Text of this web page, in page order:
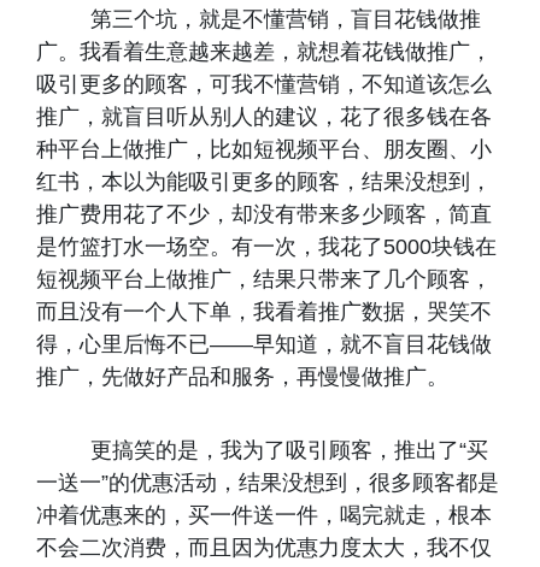
第三个坑，就是不懂营销，盲目花钱做推
广。我看着生意越来越差，就想着花钱做推广，
吸引更多的顾客，可我不懂营销，不知道该怎么
推广，就盲目听从别人的建议，花了很多钱在各
种平台上做推广，比如短视频平台、朋友圈、小
红书，本以为能吸引更多的顾客，结果没想到，
推广费用花了不少，却没有带来多少顾客，简直
是竹篮打水一场空。有一次，我花了5000块钱在
短视频平台上做推广，结果只带来了几个顾客，
而且没有一个人下单，我看着推广数据，哭笑不
得，心里后悔不已——早知道，就不盲目花钱做
推广，先做好产品和服务，再慢慢做推广。
更搞笑的是，我为了吸引顾客，推出了“买
一送一”的优惠活动，结果没想到，很多顾客都是
冲着优惠来的，买一件送一件，喝完就走，根本
不会二次消费，而且因为优惠力度太大，我不仅